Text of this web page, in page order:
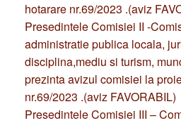
hotarare nr.69/2023 .(aviz
Presedintele Comisiei II -
administratie publica locala,
disciplina,mediu si turism,
prezinta avizul comisiei la
nr.69/2023 .(aviz FAVORABIL)
Presedintele Comisiei III –